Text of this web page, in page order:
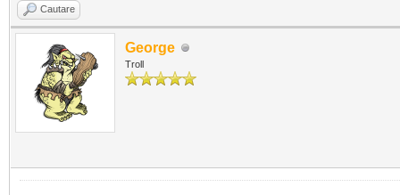
Cautare
George
Troll